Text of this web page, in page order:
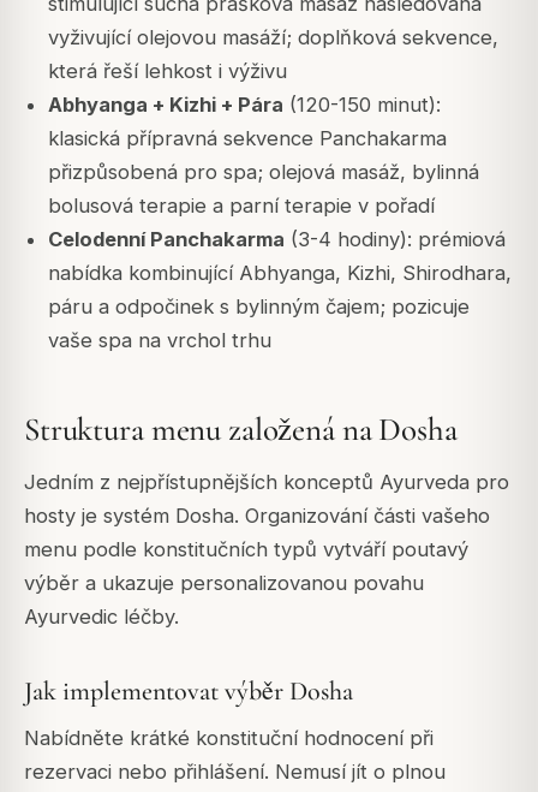
vyživující olejovou masáží; doplňková sekvence,
která řeší lehkost i výživu
Abhyanga + Kizhi + Pára (120-150 minut):
klasická přípravná sekvence Panchakarma
přizpůsobená pro spa; olejová masáž, bylinná
bolusová terapie a parní terapie v pořadí
Celodenní Panchakarma (3-4 hodiny): prémiová
nabídka kombinující Abhyanga, Kizhi, Shirodhara,
páru a odpočinek s bylinným čajem; pozicuje
vaše spa na vrchol trhu
Struktura menu založená na Dosha
Jedním z nejpřístupnějších konceptů Ayurveda pro
hosty je systém Dosha. Organizování části vašeho
menu podle konstitučních typů vytváří poutavý
výběr a ukazuje personalizovanou povahu
Ayurvedic léčby.
Jak implementovat výběr Dosha
Nabídněte krátké konstituční hodnocení při
rezervaci nebo přihlášení. Nemusí jít o plnou